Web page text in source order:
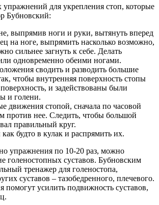
упражнений для укрепления стоп, которые
Бубновский:
выпрямив ноги и руки, вытянуть вперед
на ноге, выпрямить насколько возможно,
сильнее загнуть к себе. Делать
одновременно обеими ногами.
сводить и разводить большие
чтобы внутренняя поверхность стопы
и задействованы были
и голени.
движения стопой, сначала по часовой
против нее. Следить, чтобы большой
правильный круг.
будто в кулак и распрямить их.
упражнения по 10-20 раз, можно
голеностопных суставов. Бубновским
тренажер для голеностопа,
суставов – тазобедренного, плечевого.
помогут усилить подвижность суставов,